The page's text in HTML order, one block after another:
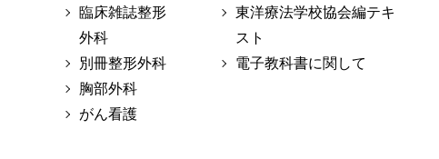
臨床雑誌整形
外科
別冊整形外科
胸部外科
がん看護
東洋療法学校協会編テキ
スト
電子教科書に関して